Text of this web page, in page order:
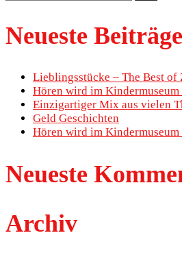
Neueste Beiträge
Lieblingsstücke – The Best of
Hören wird im
Einzigartiger Mix aus vielen
Geld Geschichten
Hören wird im
Neueste
Archiv